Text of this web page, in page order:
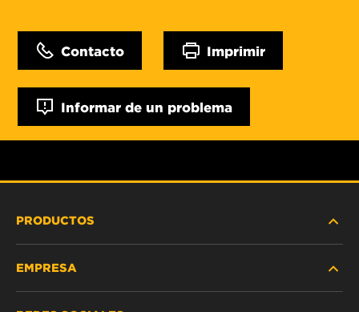
Contacto Imprimir
Informar de un problema
PRODUCTOS
EMPRESA